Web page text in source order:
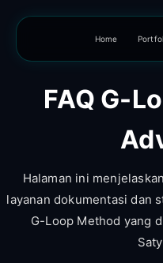
Home
FAQ G-
Halaman ini
layanan dokumentasi dan
G-Loop Method yang